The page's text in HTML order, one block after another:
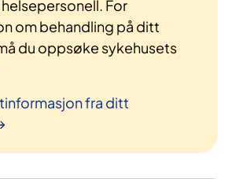
For
om behandling på ditt
du oppsøke sykehusets
fra ditt